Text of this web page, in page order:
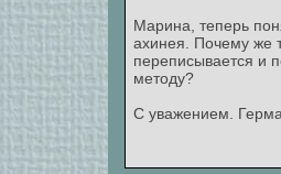
Марина, теперь
ахинея. Почему же
переписывается и
методу?
С уважением.